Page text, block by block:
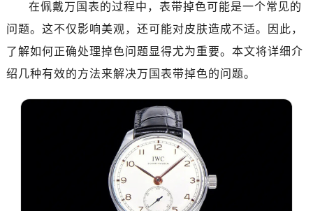
在佩戴万国表的过程中，表带掉色可能是一个常见的
问题。这不仅影响美观，还可能对皮肤造成不适。因此，
了解如何正确处理掉色问题显得尤为重要。本文将详细介
绍几种有效的方法来解决万国表带掉色的问题。